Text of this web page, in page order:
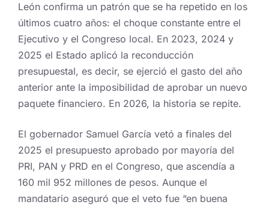
León confirma un patrón que se ha repetido en los
últimos cuatro años: el choque constante entre el
Ejecutivo y el Congreso local. En 2023, 2024 y
2025 el Estado aplicó la reconducción
presupuestal, es decir, se ejerció el gasto del año
anterior ante la imposibilidad de aprobar un nuevo
paquete financiero. En 2026, la historia se repite.
El gobernador Samuel García vetó a finales del
2025 el presupuesto aprobado por mayoría del
PRI, PAN y PRD en el Congreso, que ascendía a
160 mil 952 millones de pesos. Aunque el
mandatario aseguró que el veto fue “en buena